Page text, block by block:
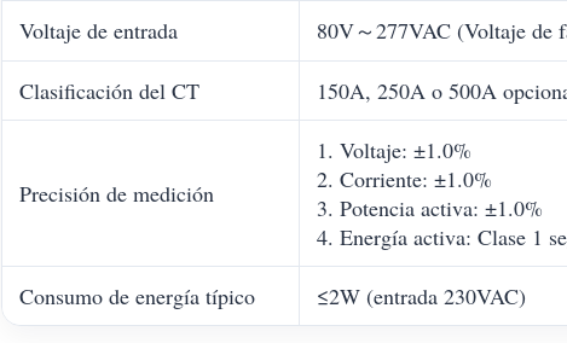
Voltaje de entrada 80V～277VAC (Voltaje de
Clasificación del CT 150A, 250A o 500A
Precisión de medición
1. Voltaje: ±1.0%
2. Corriente: ±1.0%
3. Potencia activa: ±1.0%
4. Energía activa: Clase 1
Consumo de energía típico ≤2W (entrada 230VAC)